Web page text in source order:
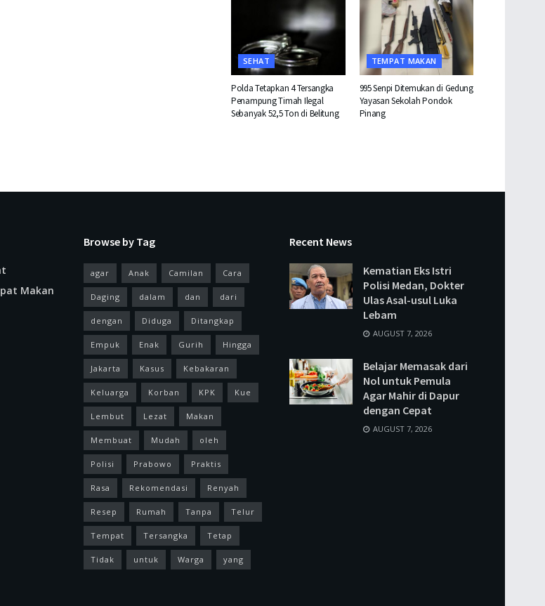
SEHAT
Polda Tetapkan 4 Tersangka
Penampung Timah Ilegal
Sebanyak 52,5 Ton di Belitung
TEMPAT MAKAN
995 Senpi Ditemukan di Gedung
Yayasan Sekolah Pondok
Pinang
Makan
Browse by Tag
agar Anak Camilan Cara
Daging dalam dan dari
dengan Diduga Ditangkap
Empuk Enak Gurih Hingga
Jakarta Kasus Kebakaran
Keluarga Korban KPK Kue
Lembut Lezat Makan
Membuat Mudah oleh
Polisi Prabowo Praktis
Rasa Rekomendasi Renyah
Resep Rumah Tanpa Telur
Tempat Tersangka Tetap
Tidak untuk Warga yang
Recent News
Kematian Eks Istri
Polisi Medan, Dokter
Ulas Asal-usul Luka
Lebam
AUGUST 7, 2026
Belajar Memasak dari
Nol untuk Pemula
Agar Mahir di Dapur
dengan Cepat
AUGUST 7, 2026